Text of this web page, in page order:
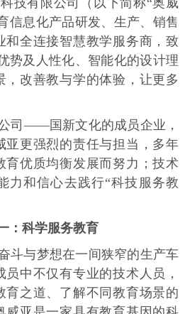
技有限公司（以下简称“奥威
信息化产品研发、生产、销售
和全连接智慧教学服务商，致
势及人性化、智能化的设计理
，改善教与学的体验，让更多
司——国新文化的成员企业，
亚更强烈的责任与担当，多年
育优质均衡发展而努力；技术
力和信心去践行“科技服务教
：科学服务教育
斗与梦想在一间狭窄的生产车
中不仅有专业的技术人员，
育之道、了解不同教育场景的